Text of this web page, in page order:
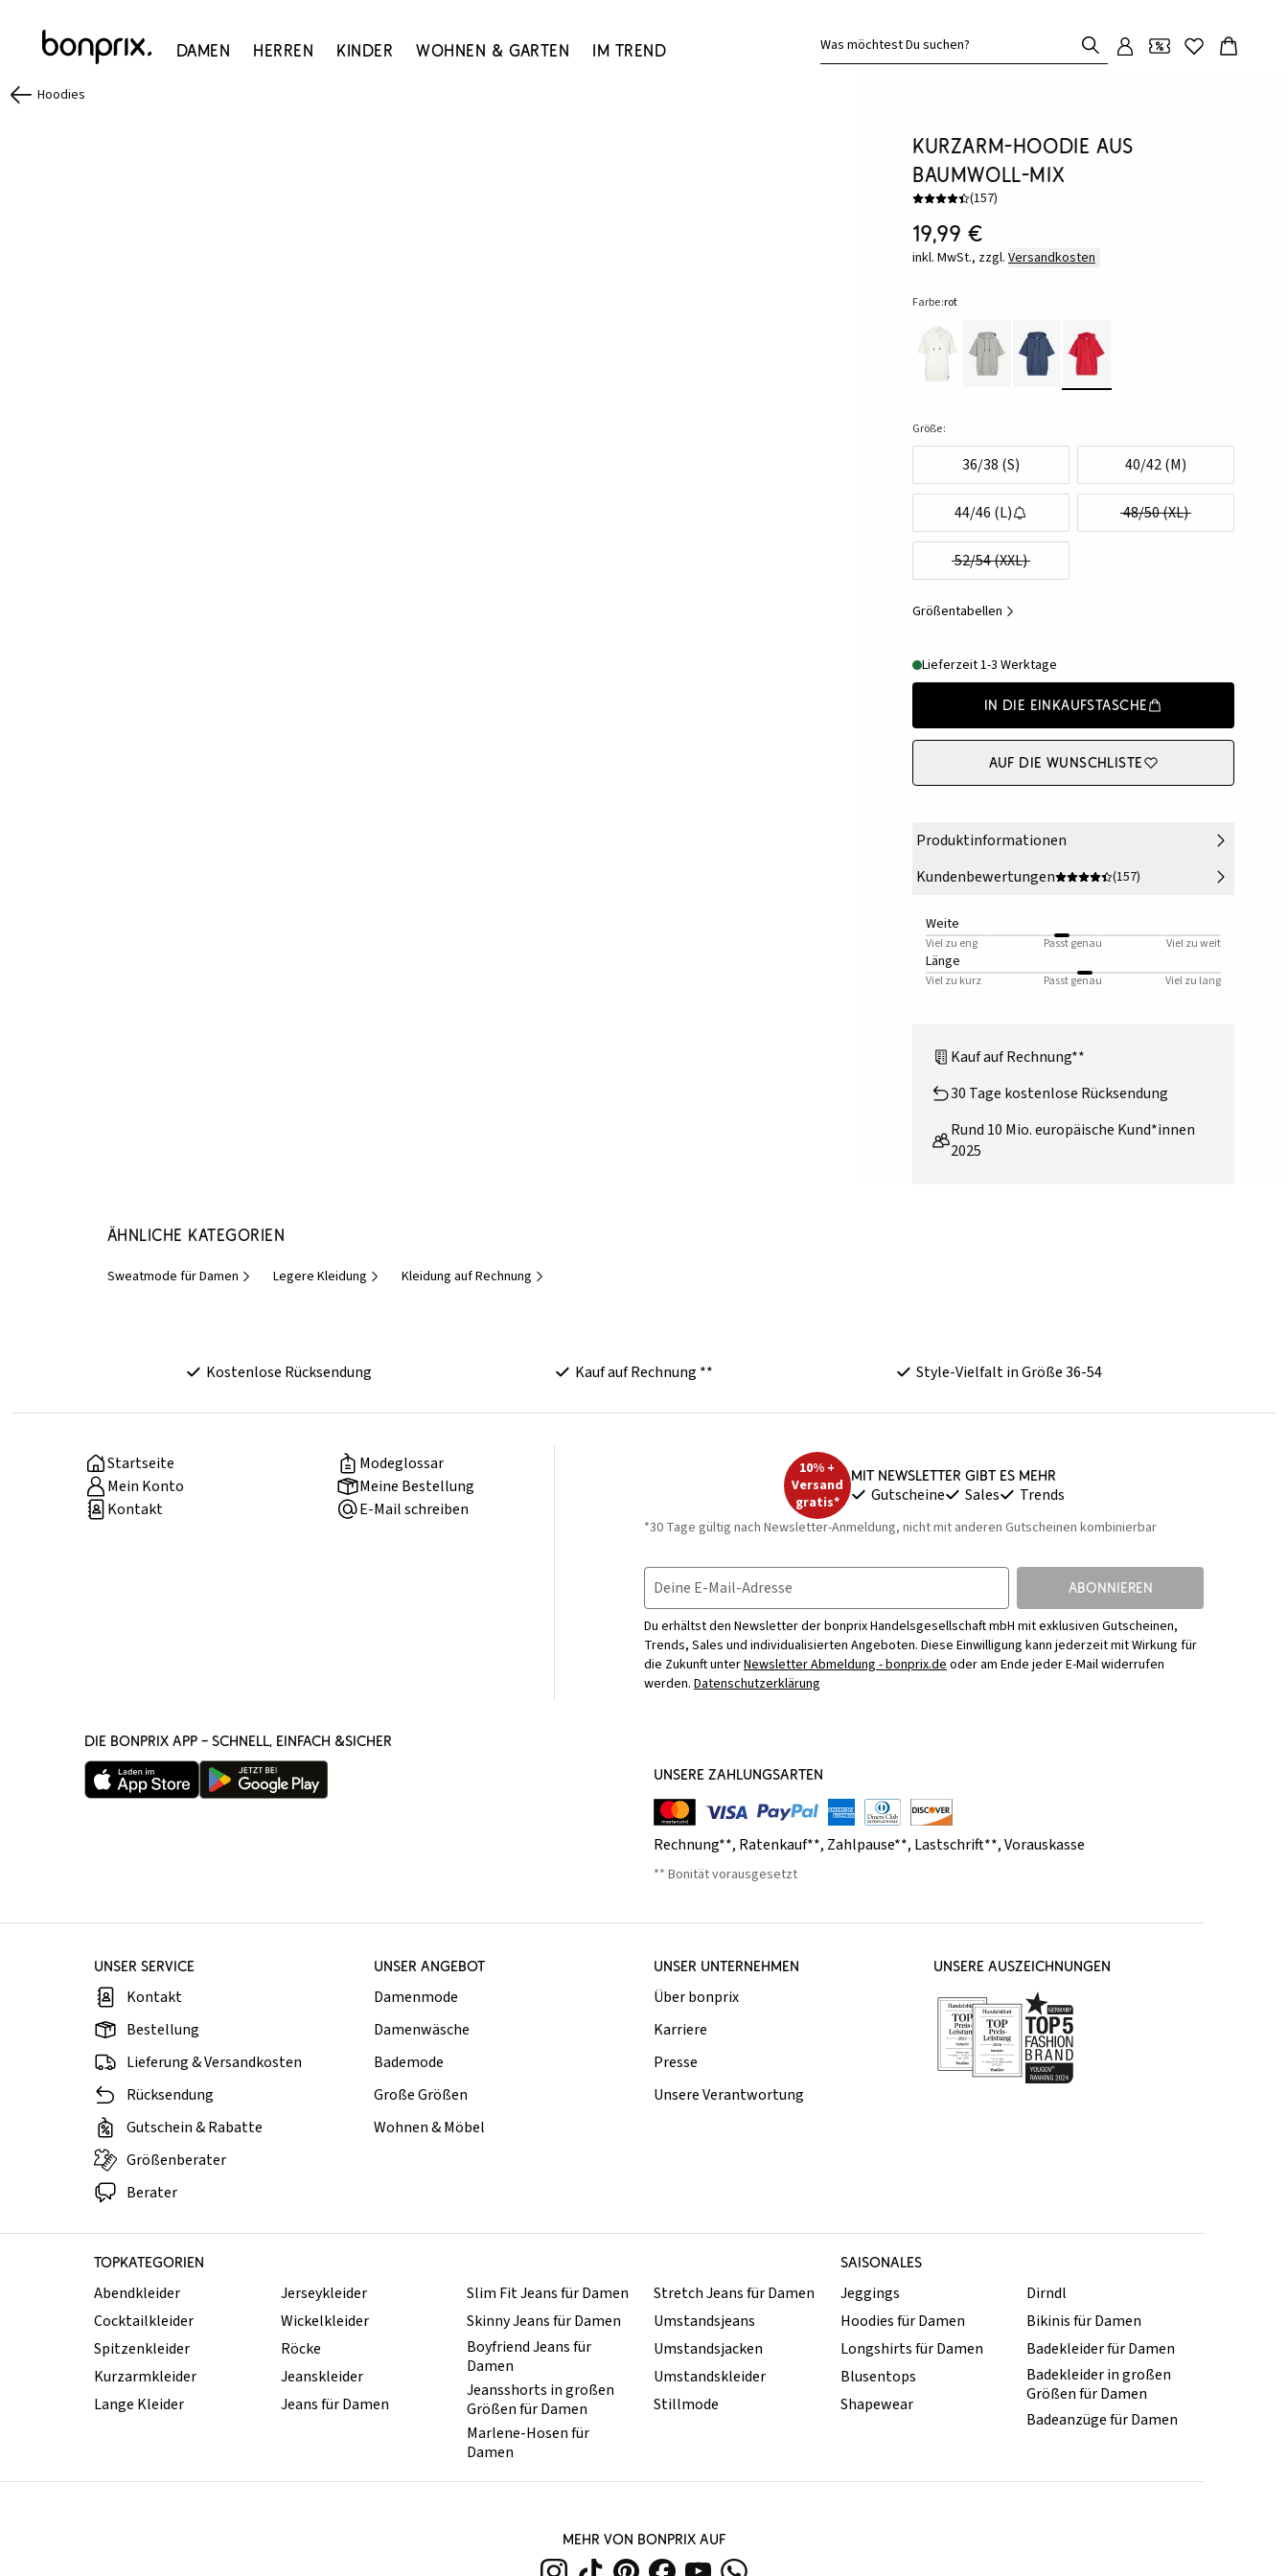
Damen Herren Kinder Wohnen & Garten Im Trend Was möchtest Du suchen?
Hoodies
Kurzarm-Hoodie aus
Baumwoll-Mix
(157)
19,99 €
inkl. MwSt., zzgl. Versandkosten
Farbe:rot
Größe:
36/38 (S) 40/42 (M)
44/46 (L) 48/50 (XL)
52/54 (XXL)
Größentabellen
Lieferzeit 1-3 Werktage
In die Einkaufstasche
Auf die Wunschliste
Produktinformationen
Kundenbewertungen
(157)
Weite
Viel zu eng Passt genau Viel zu weit
Länge
Viel zu kurz Passt genau Viel zu lang
Kauf auf Rechnung**
30 Tage kostenlose Rücksendung
Rund 10 Mio. europäische Kund*innen
2025
Ähnliche Kategorien
Sweatmode für Damen Legere Kleidung Kleidung auf Rechnung
Kostenlose Rücksendung Kauf auf Rechnung ** Style-Vielfalt in Größe 36-54
Startseite
Modeglossar
Mein Konto
Meine Bestellung
Kontakt
E-Mail schreiben
10% +
Versand
gratis*
Mit Newsletter gibt es mehr
Gutscheine Sales Trends
*30 Tage gültig nach Newsletter-Anmeldung, nicht mit anderen Gutscheinen kombinierbar
Deine E-Mail-Adresse ABONNIEREN
Du erhältst den Newsletter der bonprix Handelsgesellschaft mbH mit exklusiven Gutscheinen,
Trends, Sales und individualisierten Angeboten. Diese Einwilligung kann jederzeit mit Wirkung für
die Zukunft unterNewsletter Abmeldung - bonprix.deoder am Ende jeder E-Mail widerrufen
werden. Datenschutzerklärung
DIE BONPRIX APP – SCHNELL, EINFACH &SICHER
UNSERE ZAHLUNGSARTEN
Rechnung**, Ratenkauf**, Zahlpause**, Lastschrift**,Vorauskasse
** Bonität vorausgesetzt
UNSER SERVICE
Kontakt
Bestellung
Lieferung & Versandkosten
Rücksendung
Gutschein & Rabatte
Größenberater
Berater
UNSER ANGEBOT
Damenmode
Damenwäsche
Bademode
Große Größen
Wohnen & Möbel
UNSER UNTERNEHMEN
Über bonprix
Karriere
Presse
Unsere Verantwortung
UNSERE AUSZEICHNUNGEN
TOPKATEGORIEN SAISONALES
Abendkleider
Cocktailkleider
Spitzenkleider
Kurzarmkleider
Lange Kleider
Jerseykleider
Wickelkleider
Röcke
Jeanskleider
Jeans für Damen
Slim Fit Jeans für Damen
Skinny Jeans für Damen
Boyfriend Jeans für
Damen
Jeansshorts in großen
Größen für Damen
Marlene-Hosen für
Damen
Stretch Jeans für Damen
Umstandsjeans
Umstandsjacken
Umstandskleider
Stillmode
Jeggings
Hoodies für Damen
Longshirts für Damen
Blusentops
Shapewear
Dirndl
Bikinis für Damen
Badekleider für Damen
Badekleider in großen
Größen für Damen
Badeanzüge für Damen
MEHR VON BONPRIX AUF